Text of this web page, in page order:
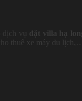
vụ đặt villa hạ
thuê xe máy du